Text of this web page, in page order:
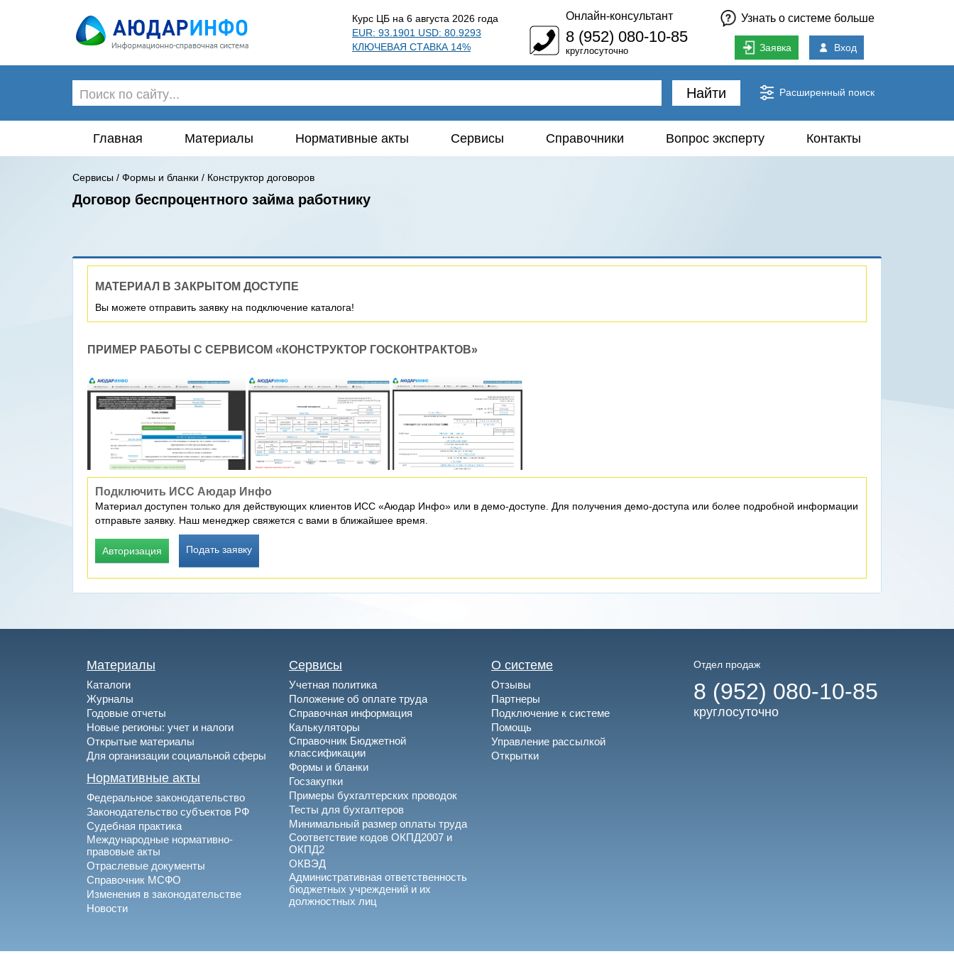
Курс ЦБ на 6 августа 2026 года
EUR: 93.1901 USD: 80.9293
КЛЮЧЕВАЯ СТАВКА 14%
Онлайн-консультант
8 (952) 080-10-85
круглосуточно
Узнать о системе больше
Заявка Вход
Найти Расширенный поиск
Главная Материалы Нормативные акты Сервисы Справочники Вопрос эксперту Контакты
Сервисы / Формы и бланки / Конструктор договоров
Договор беспроцентного займа работнику
МАТЕРИАЛ В ЗАКРЫТОМ ДОСТУПЕ
Вы можете отправить заявку на подключение каталога!
ПРИМЕР РАБОТЫ С СЕРВИСОМ «КОНСТРУКТОР ГОСКОНТРАКТОВ»
Подключить ИСС Аюдар Инфо
Материал доступен только для действующих клиентов ИСС «Аюдар Инфо» или в демо-доступе. Для получения демо-доступа или более подробной информации
отправьте заявку. Наш менеджер свяжется с вами в ближайшее время.
Авторизация Подать заявку
Материалы
Каталоги
Журналы
Годовые отчеты
Новые регионы: учет и налоги
Открытые материалы
Для организации социальной сферы
Нормативные акты
Федеральное законодательство
Законодательство субъектов РФ
Судебная практика
Международные нормативно-
правовые акты
Отраслевые документы
Справочник МСФО
Изменения в законодательстве
Новости
Сервисы
Учетная политика
Положение об оплате труда
Справочная информация
Калькуляторы
Справочник Бюджетной
классификации
Формы и бланки
Госзакупки
Примеры бухгалтерских проводок
Тесты для бухгалтеров
Минимальный размер оплаты труда
Соответствие кодов ОКПД2007 и
ОКПД2
ОКВЭД
Административная ответственность
бюджетных учреждений и их
должностных лиц
О системе
Отзывы
Партнеры
Подключение к системе
Помощь
Управление рассылкой
Открытки
Отдел продаж
8 (952) 080-10-85
круглосуточно